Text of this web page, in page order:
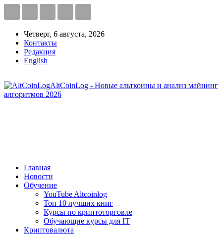
Четверг, 6 августа, 2026
Контакты
Редакция
English
AltCoinLog - Новые альткоины и анализ майнинг
алгоритмов 2026
Главная
Новости
Обучение
YouTube Altcoinlog
Топ 10 лучших книг
Курсы по криптоторговле
Обучающие курсы для IT
Криптовалюта